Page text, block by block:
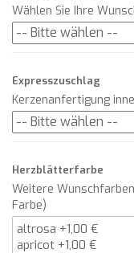
Wählen Sie Ihre
Expresszuschlag
Kerzenanfertigung
Herzblätterfarbe
Weitere
Farbe)